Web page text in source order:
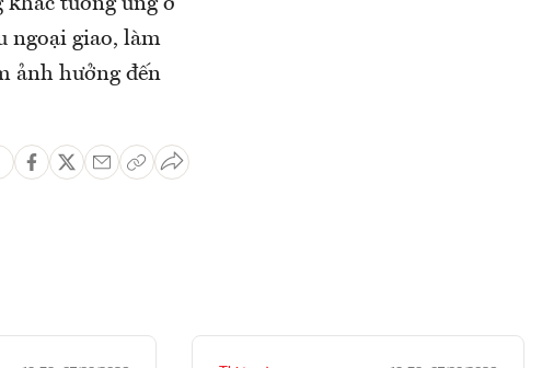
tương ứng ở
ngoại giao, làm
ảnh hưởng đến